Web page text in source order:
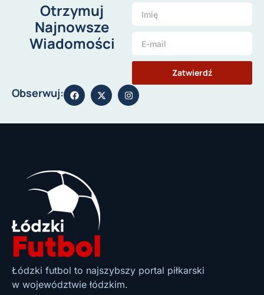
Otrzymuj
Najnowsze
Wiadomości
Zatwierdź
Obserwuj:
Łódzki futbol to najszybszy portal piłkarski
w województwie łódzkim.